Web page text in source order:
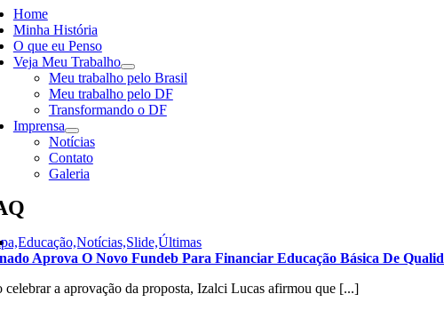
Home
Minha História
O que eu Penso
Veja Meu Trabalho
Meu trabalho pelo Brasil
Meu trabalho pelo DF
Transformando o DF
Imprensa
Notícias
Contato
Galeria
Aprova O Novo Fundeb Para Financiar Educação Básica De
celebrar a aprovação da proposta, Izalci Lucas afirmou que [...]